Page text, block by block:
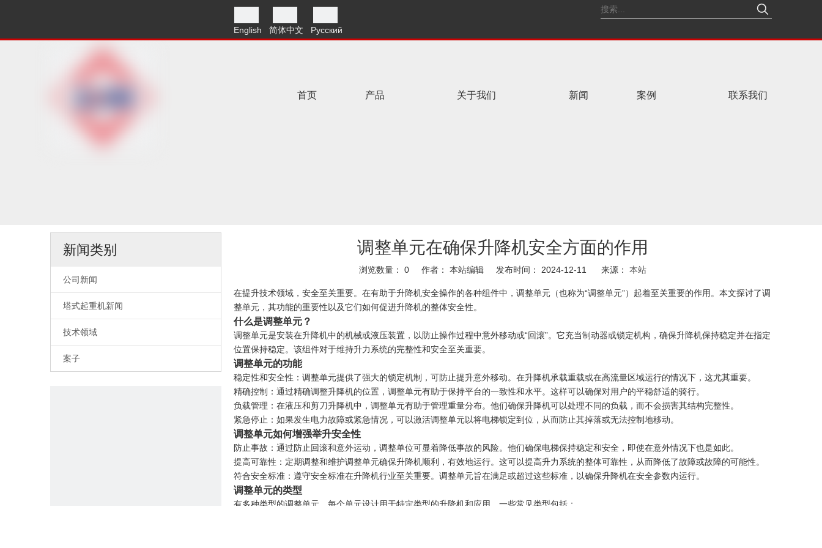
English 简体中文 Pусский
首页 产品 关于我们 新闻 案例 联系我们
新闻类别
公司新闻
塔式起重机新闻
技术领域
案子
调整单元在确保升降机安全方面的作用
浏览数量： 0 作者： 本站编辑 发布时间： 2024-12-11 来源： 本站
在提升技术领域，安全至关重要。在有助于升降机安全操作的各种组件中，调整单元（也称为“调整单元”）起着至关重要的作用。本文探讨了调
整单元，其功能的重要性以及它们如何促进升降机的整体安全性。
什么是调整单元？
调整单元是安装在升降机中的机械或液压装置，以防止操作过程中意外移动或“回滚”。它充当制动器或锁定机构，确保升降机保持稳定并在指定
位置保持稳定。该组件对于维持升力系统的完整性和安全至关重要。
调整单元的功能
稳定性和安全性：调整单元提供了强大的锁定机制，可防止提升意外移动。在升降机承载重载或在高流量区域运行的情况下，这尤其重要。
精确控制：通过精确调整升降机的位置，调整单元有助于保持平台的一致性和水平。这样可以确保对用户的平稳舒适的骑行。
负载管理：在液压和剪刀升降机中，调整单元有助于管理重量分布。他们确保升降机可以处理不同的负载，而不会损害其结构完整性。
紧急停止：如果发生电力故障或紧急情况，可以激活调整单元以将电梯锁定到位，从而防止其掉落或无法控制地移动。
调整单元如何增强举升安全性
防止事故：通过防止回滚和意外运动，调整单位可显着降低事故的风险。他们确保电梯保持稳定和安全，即使在意外情况下也是如此。
提高可靠性：定期调整和维护调整单元确保升降机顺利，有效地运行。这可以提高升力系统的整体可靠性，从而降低了故障或故障的可能性。
符合安全标准：遵守安全标准在升降机行业至关重要。调整单元旨在满足或超过这些标准，以确保升降机在安全参数内运行。
调整单元的类型
有多种类型的调整单元，每个单元设计用于特定类型的升降机和应用。一些常见类型包括：